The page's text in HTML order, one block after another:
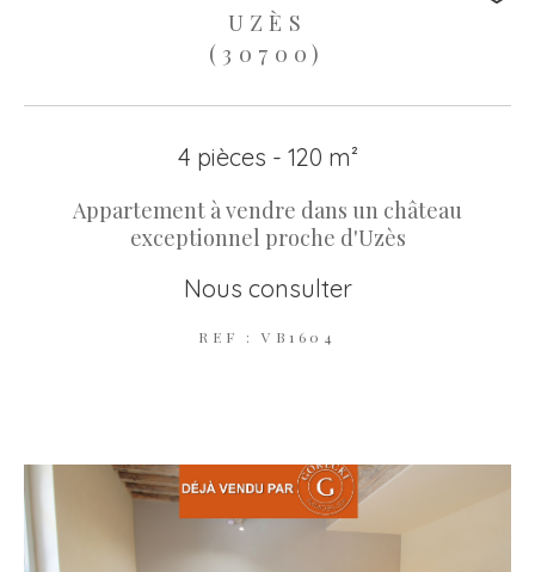
UZÈS
(30700)
4 pièces - 120 m²
Appartement à vendre dans un château
exceptionnel proche d'Uzès
Nous consulter
REF : VB1604